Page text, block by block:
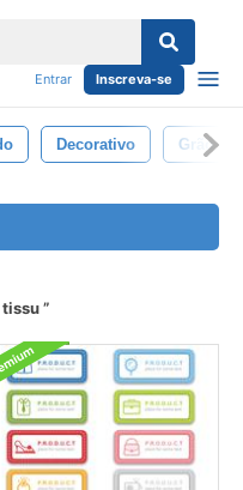
Entrar Inscreva-se
Decorativo Grão
tissu